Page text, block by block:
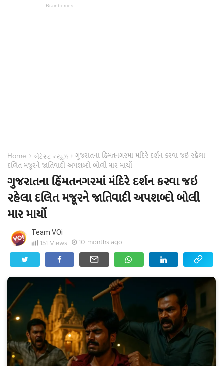
Home › લેટેસ્ટ ન્યૂઝ › ગુજરાતના હિંમતનગરમાં મંદિરે દર્શન કરવા જઇ રહેલા
દલિત મજૂરને જાતિવાદી અપશબ્દો બોલી માર માર્યો
ગુજરાતના હિંમતનગરમાં મંદિરે દર્શન કરવા જઇ
રહેલા દલિત મજૂરને જાતિવાદી અપશબ્દો બોલી
માર માર્યો
Team VOi
151 Views 10 months ago